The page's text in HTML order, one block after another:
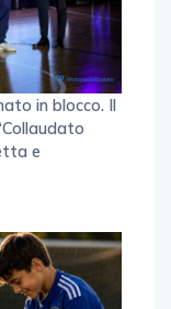
in blocco. Il
e